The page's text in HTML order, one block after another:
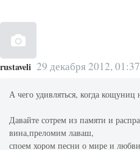
rustaveli 29 декабря 2012, 01:37
А чего удивляться, когда
Давайте сотрем из памяти и
вина,преломим лаваш,
споем хором песни о мире и